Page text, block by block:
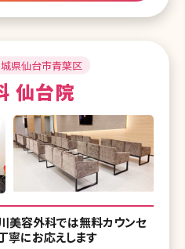
県仙台市青葉区
仙台院
美容外科では無料カウンセ
寧にお応えします